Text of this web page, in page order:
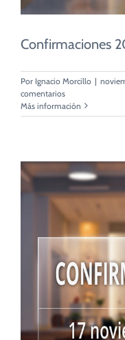
Confirmaciones
Por Ignacio Morcillo |
comentarios
Más información